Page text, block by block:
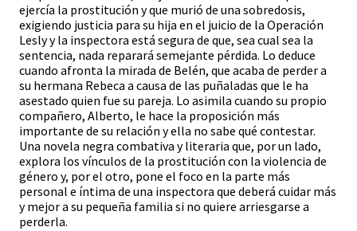
ejercía la prostitución y que murió de una sobredosis,
exigiendo justicia para su hija en el juicio de la Operación
Lesly y la inspectora está segura de que, sea cual sea la
sentencia, nada reparará semejante pérdida. Lo deduce
cuando afronta la mirada de Belén, que acaba de perder a
su hermana Rebeca a causa de las puñaladas que le ha
asestado quien fue su pareja. Lo asimila cuando su propio
compañero, Alberto, le hace la proposición más
importante de su relación y ella no sabe qué contestar.
Una novela negra combativa y literaria que, por un lado,
explora los vínculos de la prostitución con la violencia de
género y, por el otro, pone el foco en la parte más
personal e íntima de una inspectora que deberá cuidar más
y mejor a su pequeña familia si no quiere arriesgarse a
perderla.